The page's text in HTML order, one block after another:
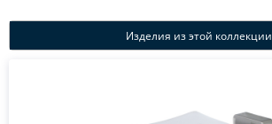
Изделия из этой коллекции